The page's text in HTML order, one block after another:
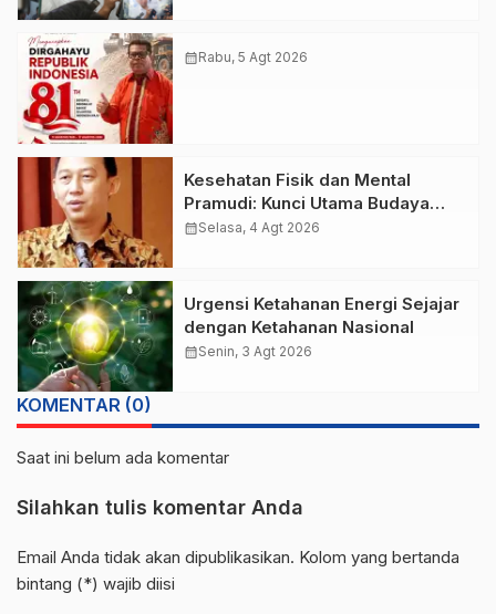
calendar_monthRabu, 5 Agt 2026
Kesehatan Fisik dan Mental
Pramudi: Kunci Utama Budaya
Keselamatan Transjakarta
calendar_monthSelasa, 4 Agt 2026
Urgensi Ketahanan Energi Sejajar
dengan Ketahanan Nasional
calendar_monthSenin, 3 Agt 2026
KOMENTAR (0)
Saat ini belum ada komentar
Silahkan tulis komentar Anda
Email Anda tidak akan dipublikasikan. Kolom yang bertanda
bintang (*) wajib diisi